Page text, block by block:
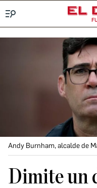
Andy Burnham, alcalde de
Dimite un